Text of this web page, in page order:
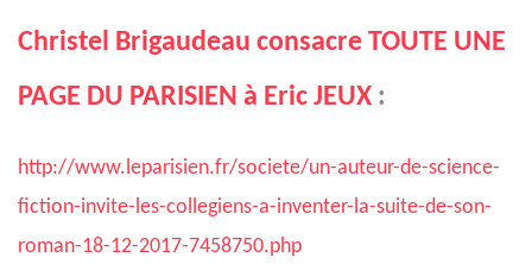
Christel Brigaudeau consacre TOUTE UNE
PAGE DU PARISIEN à Eric JEUX :
http://www.leparisien.fr/societe/un-auteur-de-science-
fiction-invite-les-collegiens-a-inventer-la-suite-de-son-
roman-18-12-2017-7458750.php